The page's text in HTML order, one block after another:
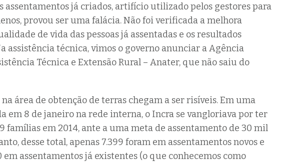
assentamentos já criados, artifício utilizado pelos gestores para
provou ser uma falácia. Não foi verificada a melhora
de vida das pessoas já assentadas e os resultados
assistência técnica, vimos o governo anunciar a Agência
Técnica e Extensão Rural – Anater, que não saiu do
na área de obtenção de terras chegam a ser risíveis. Em uma
em 8 de janeiro na rede interna, o Incra se vangloriava por ter
famílias em 2014, ante a uma meta de assentamento de 30 mil
desse total, apenas 7.399 foram em assentamentos novos e
em assentamentos já existentes (o que conhecemos como